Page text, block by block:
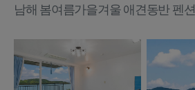
남해 봄여름가을겨울 애견동반 펜션